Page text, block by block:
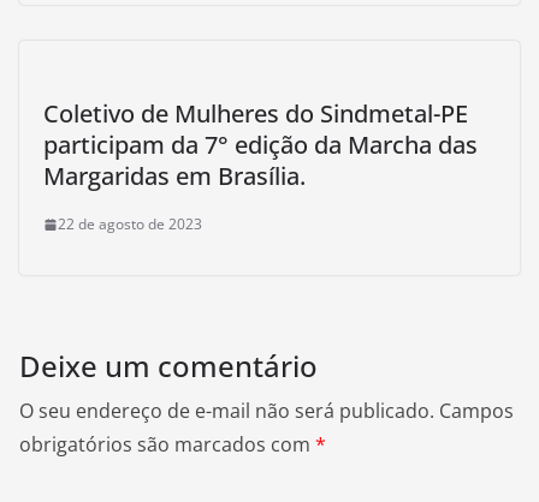
Coletivo de Mulheres do Sindmetal-PE
participam da 7° edição da Marcha das
Margaridas em Brasília.
22 de agosto de 2023
Deixe um comentário
O seu endereço de e-mail não será publicado. Campos
obrigatórios são marcados com *